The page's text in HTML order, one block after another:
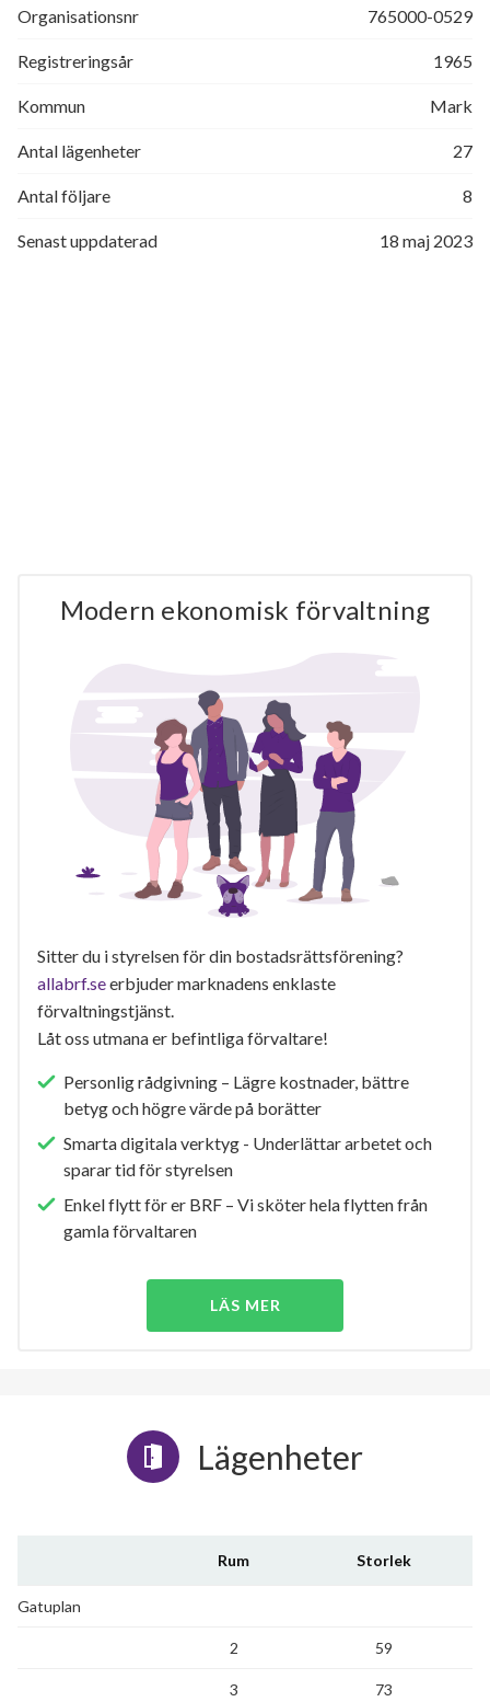
Organisationsnr 765000-0529
Registreringsår 1965
Kommun Mark
Antal lägenheter 27
Antal följare 8
Senast uppdaterad 18 maj 2023
Modern ekonomisk förvaltning
Sitter du i styrelsen för din bostadsrättsförening?
allabrf.seerbjuder marknadens enklaste
förvaltningstjänst.
Låt oss utmana er befintliga förvaltare!
Personlig rådgivning – Lägre kostnader, bättre
betyg och högre värde på borätter
Smarta digitala verktyg - Underlättar arbetet och
sparar tid för styrelsen
Enkel flytt för er BRF – Vi sköter hela flytten från
gamla förvaltaren
LÄS MER
Lägenheter
Rum Storlek
Gatuplan
2 59
3 73